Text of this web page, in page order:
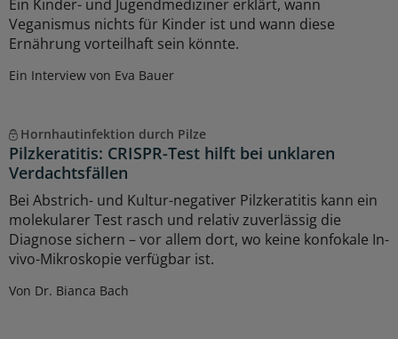
Ein Kinder- und Jugendmediziner erklärt, wann
Veganismus nichts für Kinder ist und wann diese
Ernährung vorteilhaft sein könnte.
Ein Interview von Eva Bauer
Hornhautinfektion durch Pilze
Pilzkeratitis: CRISPR-Test hilft bei unklaren
Verdachtsfällen
Bei Abstrich- und Kultur-negativer Pilzkeratitis kann ein
molekularer Test rasch und relativ zuverlässig die
Diagnose sichern – vor allem dort, wo keine konfokale In-
vivo-Mikroskopie verfügbar ist.
Von Dr. Bianca Bach